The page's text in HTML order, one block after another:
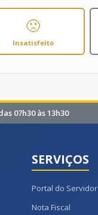
🙁
Insatisfeito
07h30 às 13h30
SERVIÇOS
Portal do Servidor
Nota Fiscal